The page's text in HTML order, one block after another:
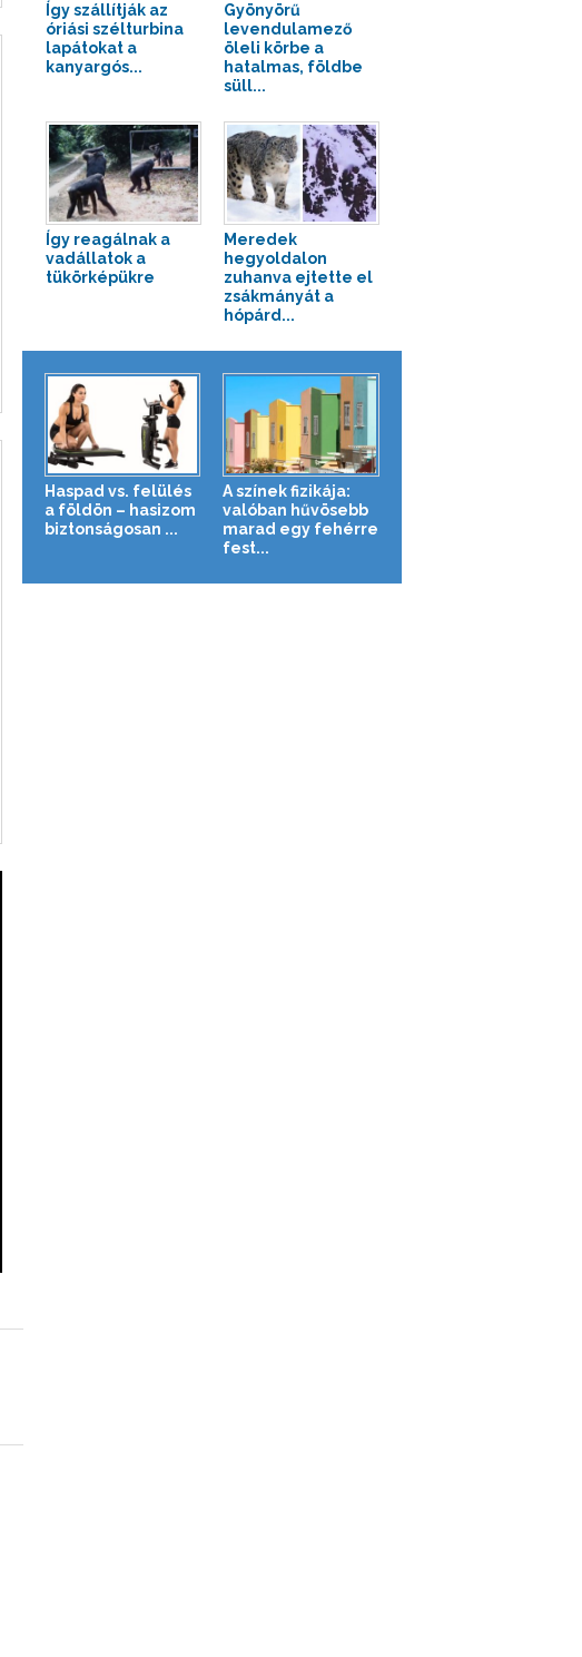
Így szállítják az
óriási szélturbina
lapátokat a
kanyargós...
Gyönyörű
levendulamező
öleli körbe a
hatalmas, földbe
süll...
Így reagálnak a
vadállatok a
tükörképükre
Meredek
hegyoldalon
zuhanva ejtette el
zsákmányát a
hópárd...
Haspad vs. felülés
a földön – hasizom
biztonságosan ...
A színek fizikája:
valóban hűvösebb
marad egy fehérre
fest...